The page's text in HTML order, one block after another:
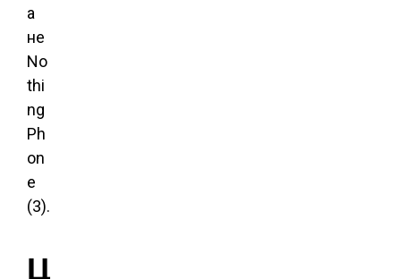
а
не
No
thi
ng
Ph
on
e
(3).
Ц